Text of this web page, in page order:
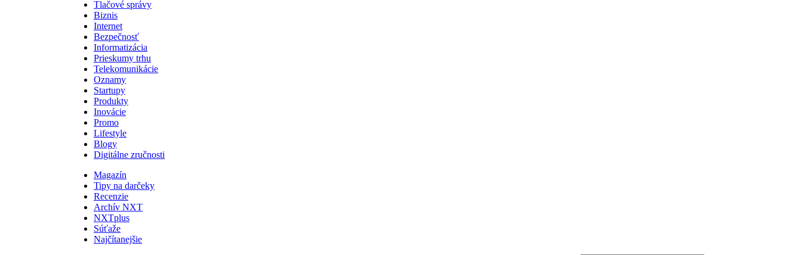
Tlačové správy
Biznis
Internet
Bezpečnosť
Informatizácia
Prieskumy trhu
Telekomunikácie
Oznamy
Startupy
Produkty
Inovácie
Promo
Lifestyle
Blogy
Digitálne zručnosti
Magazín
Tipy na darčeky
Recenzie
Archív NXT
NXTplus
Súťaže
Najčítanejšie